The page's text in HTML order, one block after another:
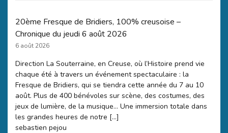
20ème Fresque de Bridiers, 100% creusoise –
Chronique du jeudi 6 août 2026
6 août 2026
Direction La Souterraine, en Creuse, où l’Histoire prend vie
chaque été à travers un événement spectaculaire : la
Fresque de Bridiers, qui se tiendra cette année du 7 au 10
août. Plus de 400 bénévoles sur scène, des costumes, des
jeux de lumière, de la musique… Une immersion totale dans
les grandes heures de notre […]
sebastien pejou